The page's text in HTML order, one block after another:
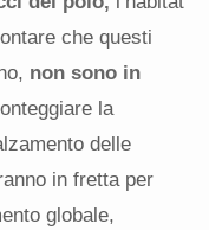
che questi
non sono in
la
delle
in fretta per
globale,